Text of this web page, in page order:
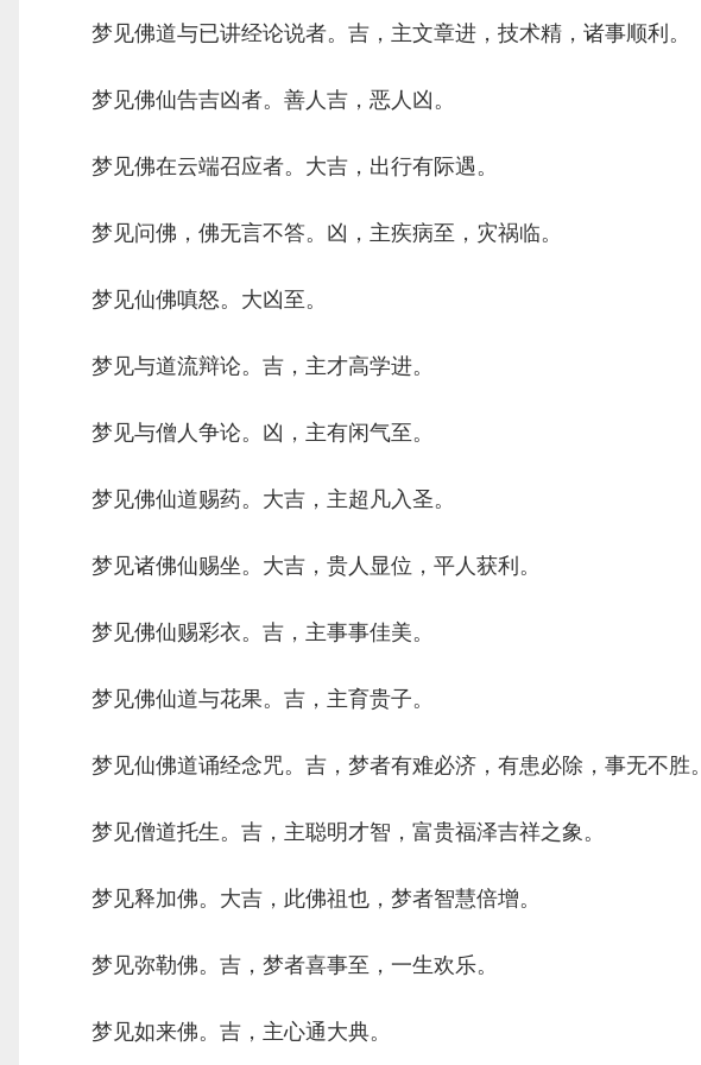
梦见佛道与已讲经论说者。吉，主文章进，技术精，诸事顺利。
梦见佛仙告吉凶者。善人吉，恶人凶。
梦见佛在云端召应者。大吉，出行有际遇。
梦见问佛，佛无言不答。凶，主疾病至，灾祸临。
梦见仙佛嗔怒。大凶至。
梦见与道流辩论。吉，主才高学进。
梦见与僧人争论。凶，主有闲气至。
梦见佛仙道赐药。大吉，主超凡入圣。
梦见诸佛仙赐坐。大吉，贵人显位，平人获利。
梦见佛仙赐彩衣。吉，主事事佳美。
梦见佛仙道与花果。吉，主育贵子。
梦见仙佛道诵经念咒。吉，梦者有难必济，有患必除，事无不胜。
梦见僧道托生。吉，主聪明才智，富贵福泽吉祥之象。
梦见释加佛。大吉，此佛祖也，梦者智慧倍增。
梦见弥勒佛。吉，梦者喜事至，一生欢乐。
梦见如来佛。吉，主心通大典。